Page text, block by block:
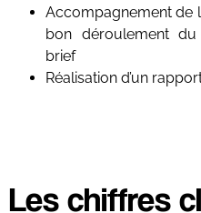
Accompagnement de
bon déroulement
brief
Réalisation d’un
Les chiffres